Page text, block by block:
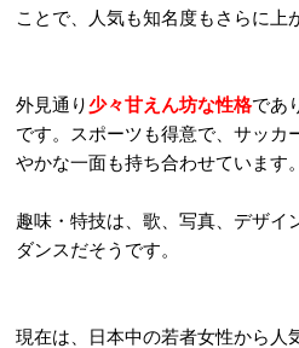
ことで、人気も知名度もさらに上
外見通り少々甘えん坊な性格であ
です。スポーツも得意で、サッカ
やかな一面も持ち合わせています。
趣味・特技は、歌、写真、デザイ
ダンスだそうです。
現在は、日本中の若者女性から人